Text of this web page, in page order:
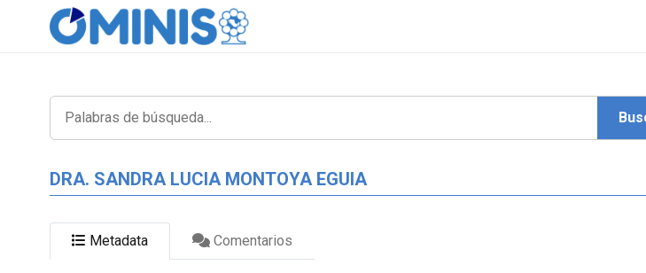
DRA. SANDRA LUCIA MONTOYA EGUIA
Metadata Comentarios